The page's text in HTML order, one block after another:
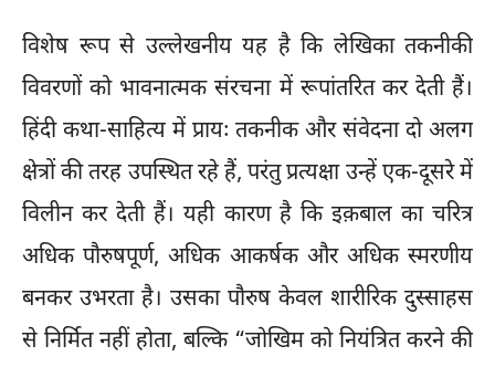
विशेष रूप से उल्लेखनीय यह है कि लेखिका तकनीकी
विवरणों को भावनात्मक संरचना में रूपांतरित कर देती हैं।
हिंदी कथा-साहित्य में प्रायः तकनीक और संवेदना दो अलग
क्षेत्रों की तरह उपस्थित रहे हैं, परंतु प्रत्यक्षा उन्हें एक-दूसरे में
विलीन कर देती हैं। यही कारण है कि इक़बाल का चरित्र
अधिक पौरुषपूर्ण, अधिक आकर्षक और अधिक स्मरणीय
बनकर उभरता है। उसका पौरुष केवल शारीरिक दुस्साहस
से निर्मित नहीं होता, बल्कि “जोखिम को नियंत्रित करने की